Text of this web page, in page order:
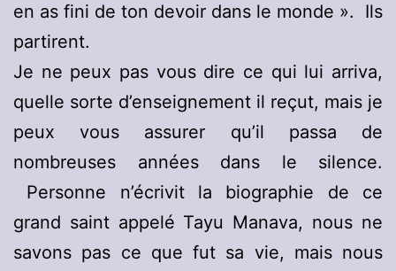
en as fini de ton devoir dans le monde ». Ils
partirent.
Je ne peux pas vous dire ce qui lui arriva,
quelle sorte d’enseignement il reçut, mais je
peux vous assurer qu’il passa de
nombreuses années dans le silence.
Personne n’écrivit la biographie de ce
grand saint appelé Tayu Manava, nous ne
savons pas ce que fut sa vie, mais nous